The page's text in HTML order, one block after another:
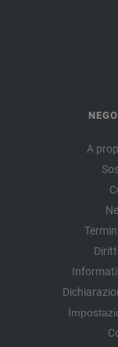
A